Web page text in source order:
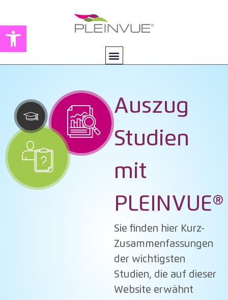
Open toolbar
Auszug
Studien
mit
PLEINVUE®
Sie finden hier Kurz-
Zusammenfassungen
der wichtigsten
Studien, die auf dieser
Website erwähnt